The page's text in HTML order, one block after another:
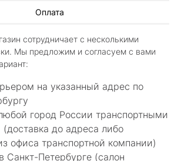
Оплата
сотрудничает с несколькими
Мы предложим и согласуем с вами
на указанный адрес по
город России транспортными
до адреса либо
офиса транспортной компании)
Санкт-Петербурге (салон
оригинальные не похожие
Сотрудники очень
в своем деле помогли
Г.
мая 2025